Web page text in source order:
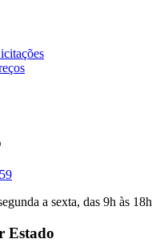
a sexta, das 9h às 18h
Estado